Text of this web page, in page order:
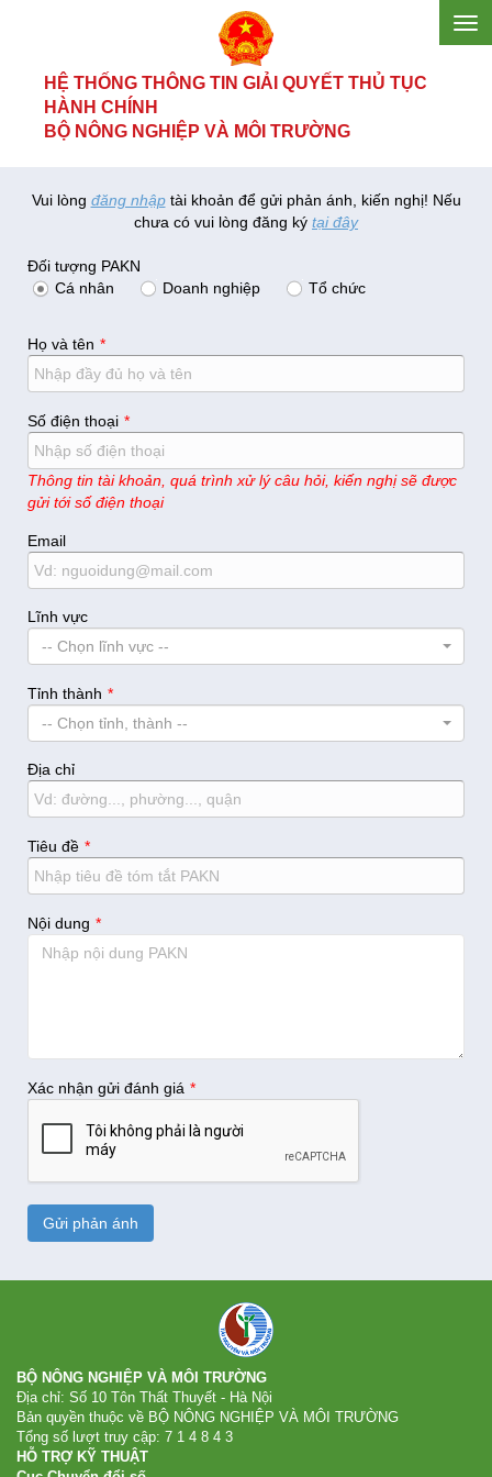
HỆ THỐNG THÔNG TIN GIẢI QUYẾT THỦ TỤC
HÀNH CHÍNH
BỘ NÔNG NGHIỆP VÀ MÔI TRƯỜNG
Vui lòng đăng nhậptài khoản để gửi phản ánh, kiến nghị! Nếu
chưa có vui lòng đăng ký tại đây
Đối tượng PAKN
Cá nhân
Doanh nghiệp Tổ chức
Họ và tên
Số điện thoại
Thông tin tài khoản, quá trình xử lý câu hỏi, kiến nghị sẽ được
gửi tới số điện thoại
Email
Lĩnh vực
-- Chọn lĩnh vực --
Tỉnh thành
-- Chọn tỉnh, thành --
Địa chỉ
Tiêu đề
Nội dung
Xác nhận gửi đánh giá
Gửi phản ánh
BỘ NÔNG NGHIỆP VÀ MÔI TRƯỜNG
Địa chỉ: Số 10 Tôn Thất Thuyết - Hà Nội
Bản quyền thuộc về BỘ NÔNG NGHIỆP VÀ MÔI TRƯỜNG
Tổng số lượt truy cập: 7 1 4 8 4 3
HỖ TRỢ KỸ THUẬT